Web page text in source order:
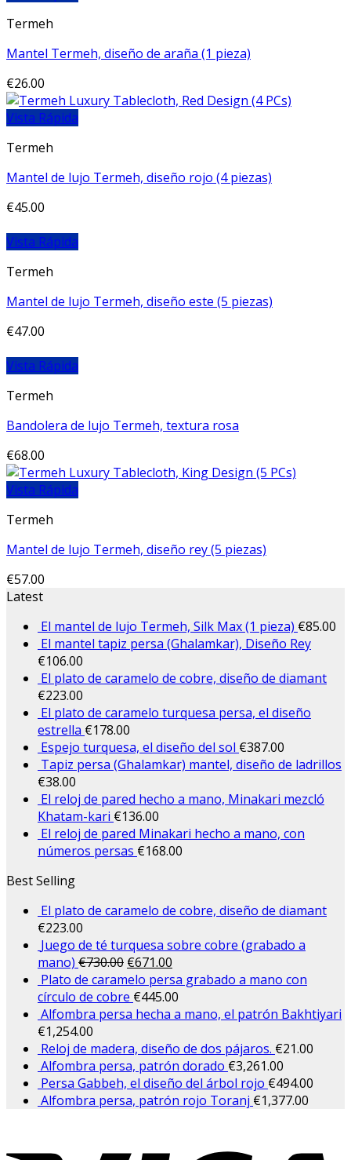
Termeh
Mantel Termeh, diseño de araña (1 pieza)
€26.00
Vista Rápida
Termeh
Mantel de lujo Termeh, diseño rojo (4 piezas)
€45.00
Vista Rápida
Termeh
Mantel de lujo Termeh, diseño este (5 piezas)
€47.00
Vista Rápida
Termeh
Bandolera de lujo Termeh, textura rosa
€68.00
Vista Rápida
Termeh
Mantel de lujo Termeh, diseño rey (5 piezas)
€57.00
Latest
El mantel de lujo Termeh, Silk Max (1 pieza) €85.00
El mantel tapiz persa (Ghalamkar), Diseño Rey
€106.00
El plato de caramelo de cobre, diseño de diamant
€223.00
El plato de caramelo turquesa persa, el diseño
estrella €178.00
Espejo turquesa, el diseño del sol €387.00
Tapiz persa (Ghalamkar) mantel, diseño de ladrillos
€38.00
El reloj de pared hecho a mano, Minakari mezcló
Khatam-kari €136.00
El reloj de pared Minakari hecho a mano, con
números persas €168.00
Best Selling
El plato de caramelo de cobre, diseño de diamant
€223.00
Juego de té turquesa sobre cobre (grabado a
mano) €730.00 €671.00
Plato de caramelo persa grabado a mano con
círculo de cobre €445.00
Alfombra persa hecha a mano, el patrón Bakhtiyari
€1,254.00
Reloj de madera, diseño de dos pájaros. €21.00
Alfombra persa, patrón dorado €3,261.00
Persa Gabbeh, el diseño del árbol rojo €494.00
Alfombra persa, patrón rojo Toranj €1,377.00